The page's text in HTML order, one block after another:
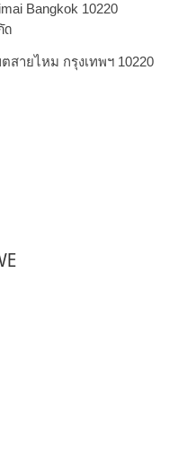
Bangkok 10220
ด
สายไหม กรุงเทพฯ 10220